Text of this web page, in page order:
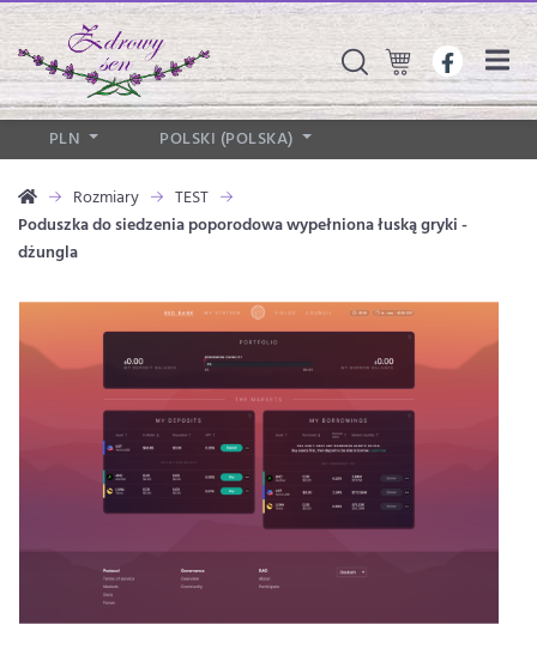
PLN POLSKI (POLSKA)
Rozmiary
TEST
Poduszka do siedzenia poporodowa wypełniona łuską gryki -
dżungla